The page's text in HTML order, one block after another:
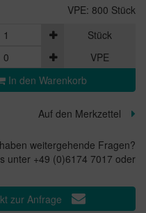
VPE: 800 Stück
Stück
VPE
In den Warenkorb
Auf den Merkzettel
weitergehende Fragen?
unter +49 (0)6174 7017 oder
zur Anfrage